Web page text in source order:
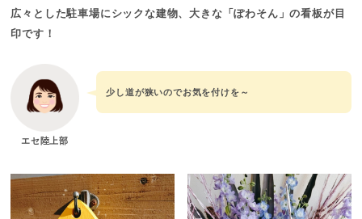
広々とした駐車場にシックな建物、大きな「ぽわそん」の看板が目
印です！
エセ陸上部
少し道が狭いのでお気を付けを～